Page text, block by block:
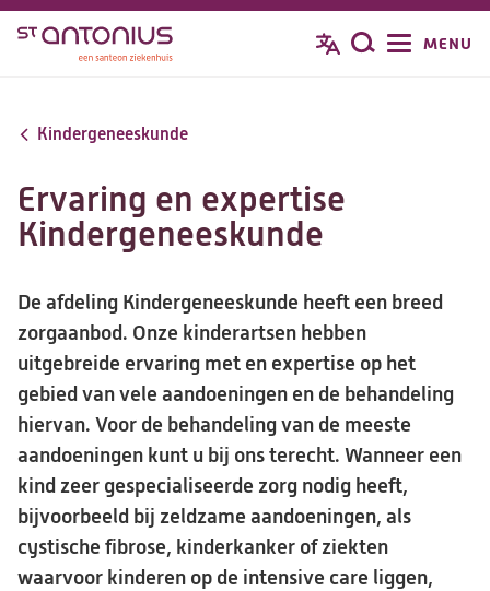
Overslaan
inhoud
Zoeken
MENU
Kindergeneeskunde
Ervaring en expertise
Kindergeneeskunde
De afdeling Kindergeneeskunde heeft een breed
zorgaanbod. Onze kinderartsen hebben
uitgebreide ervaring met en expertise op het
gebied van vele aandoeningen en de behandeling
hiervan. Voor de behandeling van de meeste
aandoeningen kunt u bij ons terecht. Wanneer een
kind zeer gespecialiseerde zorg nodig heeft,
bijvoorbeeld bij zeldzame aandoeningen, als
cystische fibrose, kinderkanker of ziekten
waarvoor kinderen op de intensive care liggen,